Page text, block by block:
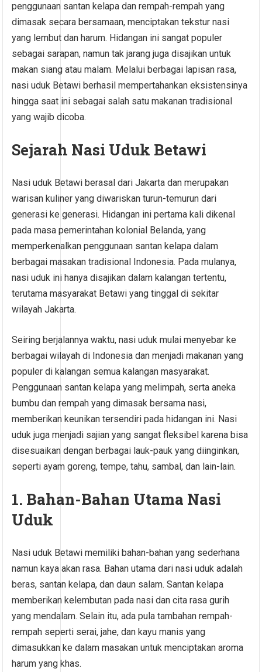
penggunaan santan kelapa dan rempah-rempah yang
dimasak secara bersamaan, menciptakan tekstur nasi
yang lembut dan harum. Hidangan ini sangat populer
sebagai sarapan, namun tak jarang juga disajikan untuk
makan siang atau malam. Melalui berbagai lapisan rasa,
nasi uduk Betawi berhasil mempertahankan eksistensinya
hingga saat ini sebagai salah satu makanan tradisional
yang wajib dicoba.
Sejarah Nasi Uduk Betawi
Nasi uduk Betawi berasal dari Jakarta dan merupakan
warisan kuliner yang diwariskan turun-temurun dari
generasi ke generasi. Hidangan ini pertama kali dikenal
pada masa pemerintahan kolonial Belanda, yang
memperkenalkan penggunaan santan kelapa dalam
berbagai masakan tradisional Indonesia. Pada mulanya,
nasi uduk ini hanya disajikan dalam kalangan tertentu,
terutama masyarakat Betawi yang tinggal di sekitar
wilayah Jakarta.
Seiring berjalannya waktu, nasi uduk mulai menyebar ke
berbagai wilayah di Indonesia dan menjadi makanan yang
populer di kalangan semua kalangan masyarakat.
Penggunaan santan kelapa yang melimpah, serta aneka
bumbu dan rempah yang dimasak bersama nasi,
memberikan keunikan tersendiri pada hidangan ini. Nasi
uduk juga menjadi sajian yang sangat fleksibel karena bisa
disesuaikan dengan berbagai lauk-pauk yang diinginkan,
seperti ayam goreng, tempe, tahu, sambal, dan lain-lain.
1. Bahan-Bahan Utama Nasi
Uduk
Nasi uduk Betawi memiliki bahan-bahan yang sederhana
namun kaya akan rasa. Bahan utama dari nasi uduk adalah
beras, santan kelapa, dan daun salam. Santan kelapa
memberikan kelembutan pada nasi dan cita rasa gurih
yang mendalam. Selain itu, ada pula tambahan rempah-
rempah seperti serai, jahe, dan kayu manis yang
dimasukkan ke dalam masakan untuk menciptakan aroma
harum yang khas.